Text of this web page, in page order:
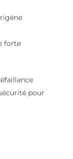
forte
pour